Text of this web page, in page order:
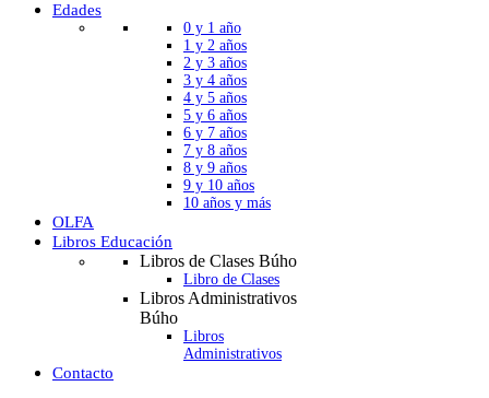
Edades
0 y 1 año
1 y 2 años
2 y 3 años
3 y 4 años
4 y 5 años
5 y 6 años
6 y 7 años
7 y 8 años
8 y 9 años
9 y 10 años
10 años y más
OLFA
Libros Educación
Libros de Clases Búho
Libro de Clases
Libros Administrativos
Búho
Libros
Administrativos
Contacto